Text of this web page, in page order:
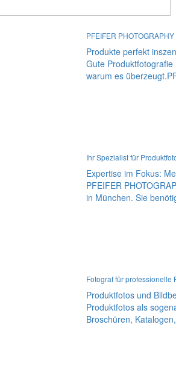
PFEIFER
Produkte perfekt
Gute
warum es
Ihr Spezialist für
Expertise im Fokus:
PFEIFER
in München. Sie
Fotograf für professionelle
Produktfotos und
Produktfotos als
Broschüren,